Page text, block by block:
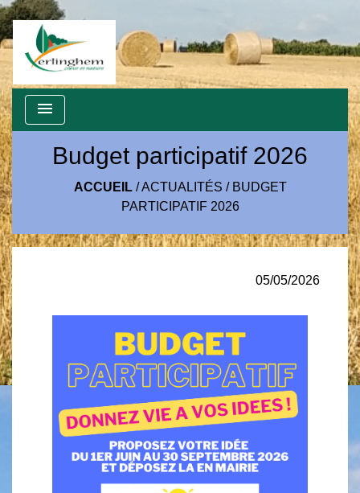
menu
Budget participatif 2026
ACCUEIL/ACTUALITÉS / BUDGET
PARTICIPATIF 2026
05/05/2026